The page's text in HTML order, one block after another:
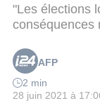
"Les élections
conséquences
AFP
2 min
28 juin 2021 à